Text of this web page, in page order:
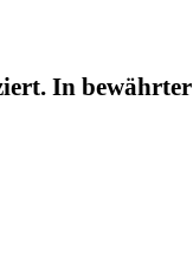
In bewährter